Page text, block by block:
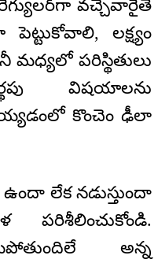
వచ్చేవారైతే
పెట్టుకోవాలి, లక్ష్యం
మధ్యలో పరిస్థితులు
విషయాలను
కొంచెం ఢీలా
ఉందా లేక నడుస్తుందా
అన్న